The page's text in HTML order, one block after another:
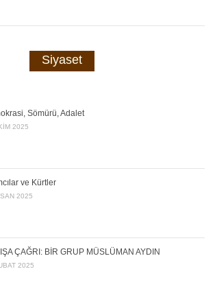
Siyaset
Sömürü, Adalet
2025
ve Kürtler
2025
ÇAĞRI: BİR GRUP MÜSLÜMAN AYDIN
2025